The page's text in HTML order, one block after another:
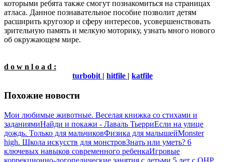
которыми ребята также смогут познакомиться на страницах
атласа. Данное познавательное пособие позволит детям
расширить кругозор и сферу интересов, усовершенствовать
зрительную память и мелкую моторику, узнать много нового
об окружающем мире.
d o w n l o a d :
turbobit | hitfile | katfile
Похожие новости
Мои любимые животные. Веселая книжка со стихами и
заданиямиНайди и покажи - Лаваль ТьерриЕсли на улице
дождь. Только для мальчиковФизика для малышейMonster
high. Школа искусств для монстровЗнать или уметь? 6
ключевых навыков современного ребенкаИгровые
коррекционно-логопедические занятия с детьми 5 лет с ОНР.